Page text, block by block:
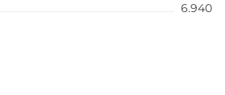
6.940